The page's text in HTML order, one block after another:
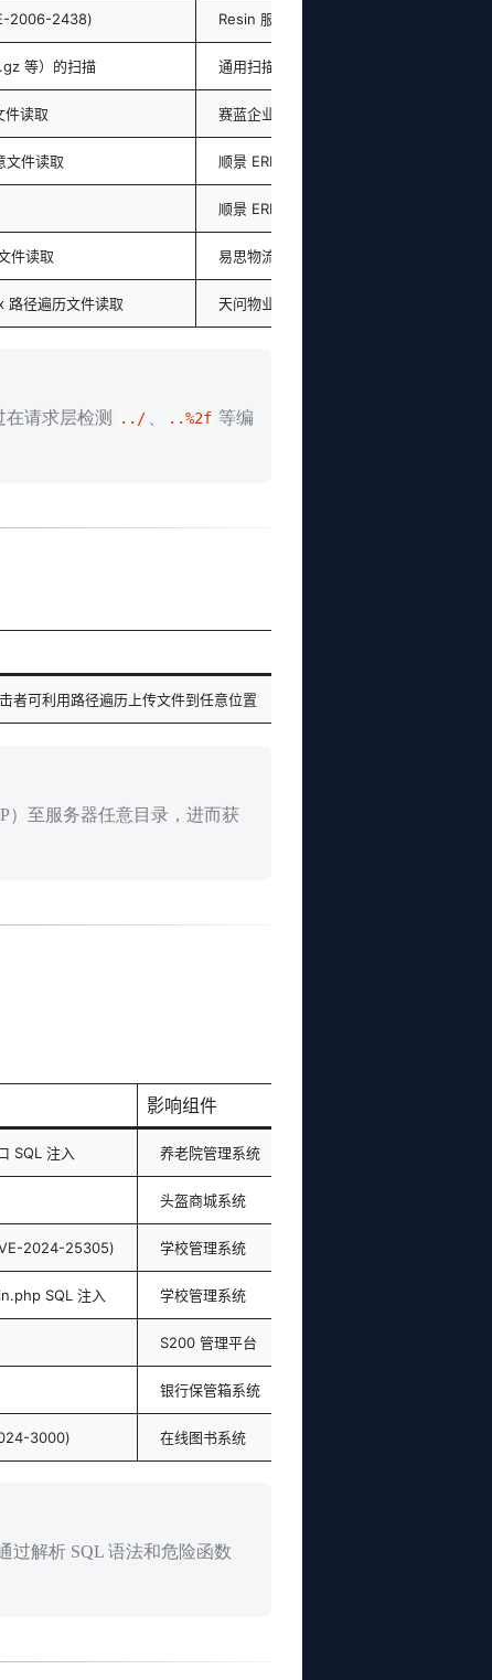
2006-2438) Resin 服务器
等）的扫描 通用扫描防御
读取 赛蓝企业管理系统
文件读取 顺景 ERP
顺景 ERP
件读取 易思物流
径遍历文件读取 天问物业 ERP
请求层检测 ../ ..%2f 等编
可利用路径遍历上传文件到任意位置
）至服务器任意目录，进而获
影响组件
SQL 注入 养老院管理系统
头盔商城系统
2024-25305) 学校管理系统
SQL 注入 学校管理系统
S200 管理平台
银行保管箱系统
3000) 在线图书系统
过解析 SQL 语法和危险函数